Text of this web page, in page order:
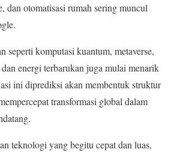
dan otomatisasi rumah sering muncul
seperti komputasi kuantum, metaverse,
energi terbarukan juga mulai menarik
ini diprediksi akan membentuk struktur
transformasi global dalam
teknologi yang begitu cepat dan luas,